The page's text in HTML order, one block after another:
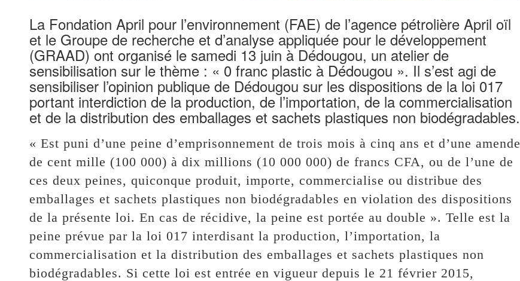
La Fondation April pour l’environnement (FAE) de l’agence pétrolière April oïl
et le Groupe de recherche et d’analyse appliquée pour le développement
(GRAAD) ont organisé le samedi 13 juin à Dédougou, un atelier de
sensibilisation sur le thème : « 0 franc plastic à Dédougou ». Il s’est agi de
sensibiliser l’opinion publique de Dédougou sur les dispositions de la loi 017
portant interdiction de la production, de l’importation, de la commercialisation
et de la distribution des emballages et sachets plastiques non biodégradables.
« Est puni d’une peine d’emprisonnement de trois mois à cinq ans et d’une amende
de cent mille (100 000) à dix millions (10 000 000) de francs CFA, ou de l’une de
ces deux peines, quiconque produit, importe, commercialise ou distribue des
emballages et sachets plastiques non biodégradables en violation des dispositions
de la présente loi. En cas de récidive, la peine est portée au double ». Telle est la
peine prévue par la loi 017 interdisant la production, l’importation, la
commercialisation et la distribution des emballages et sachets plastiques non
biodégradables. Si cette loi est entrée en vigueur depuis le 21 février 2015,